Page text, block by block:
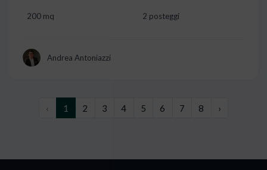
200 mq 2 posteggi
Andrea Antoniazzi
‹ 1 2 3 4 5 6 7 8 ›